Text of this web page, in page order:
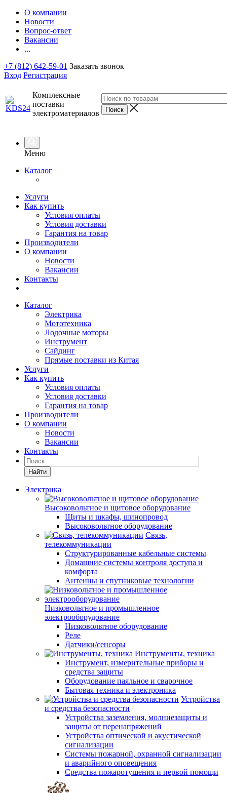
О компании
Новости
Вопрос-ответ
Вакансии
...
+7 (812) 642-59-01 Заказать звонок
Вход Регистрация
Комплексные
поставки
электроматериалов
Меню
Каталог
Услуги
Как купить
Условия оплаты
Условия доставки
Гарантия на товар
Производители
О компании
Новости
Вакансии
Контакты
Каталог
Электрика
Мототехника
Лодочные моторы
Инструмент
Сайдинг
Прямые поставки из Китая
Услуги
Как купить
Условия оплаты
Условия доставки
Гарантия на товар
Производители
О компании
Новости
Вакансии
Контакты
Найти
Электрика
Высоковольтное и щитовое оборудование
Щиты и шкафы, шинопровод
Высоковольтное оборудование
Связь,
телекоммуникации
Структурированные кабельные системы
Домашние системы контроля доступа и
комфорта
Антенны и спутниковые технологии
Низковольтное и промышленное
электрооборудование
Низковольтное оборудование
Реле
Датчики/сенсоры
Инструменты, техника
Инструмент, измерительные приборы и
средства защиты
Оборудование паяльное и сварочное
Бытовая техника и электроника
Устройства
и средства безопасности
Устройства заземления, молниезащиты и
защиты от перенапряжений
Устройства оптической и акустической
сигнализации
Системы пожарной, охранной сигнализации
и аварийного оповещения
Средства пожаротушения и первой помощи